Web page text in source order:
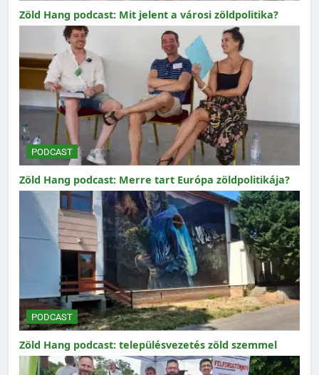
Zöld Hang podcast: Mit jelent a városi zöldpolitika?
PODCAST
Zöld Hang podcast: Merre tart Európa zöldpolitikája?
PODCAST
Zöld Hang podcast: településvezetés zöld szemmel